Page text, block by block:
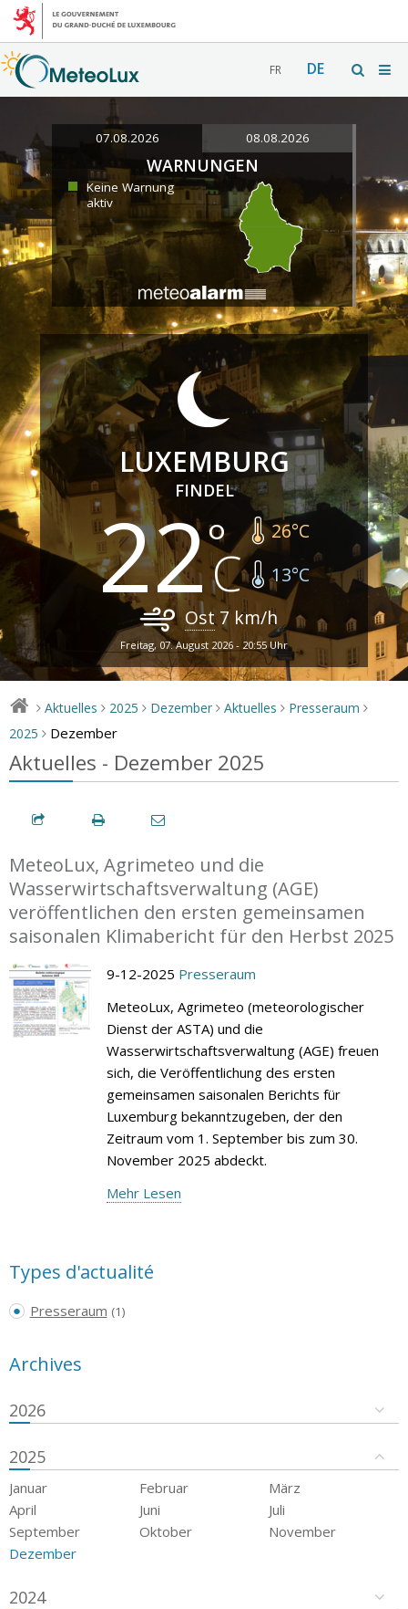
FR DE
07.08.2026 08.08.2026
WARNUNGEN
Keine Warnung
aktiv
LUXEMBURG
FINDEL
22 26°C
13°C
Ost7 km/h
Freitag, 07. August 2026 - 20:55 Uhr
> Aktuelles > 2025 > Dezember > Aktuelles > Presseraum >
2025 > Dezember
Aktuelles - Dezember 2025
MeteoLux, Agrimeteo und die
Wasserwirtschaftsverwaltung (AGE)
veröffentlichen den ersten gemeinsamen
saisonalen Klimabericht für den Herbst 2025
9-12-2025 Presseraum
MeteoLux, Agrimeteo (meteorologischer
Dienst der ASTA) und die
Wasserwirtschaftsverwaltung (AGE) freuen
sich, die Veröffentlichung des ersten
gemeinsamen saisonalen Berichts für
Luxemburg bekanntzugeben, der den
Zeitraum vom 1. September bis zum 30.
November 2025 abdeckt.
Mehr Lesen
Types d'actualité
Presseraum (1)
Archives
2026
2025
Januar Februar
März
April
Juni
Juli
September
Oktober
November
Dezember
2024